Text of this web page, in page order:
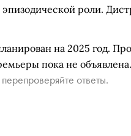
роли.
на 2025 год.
пока не объявлена.
ответы.